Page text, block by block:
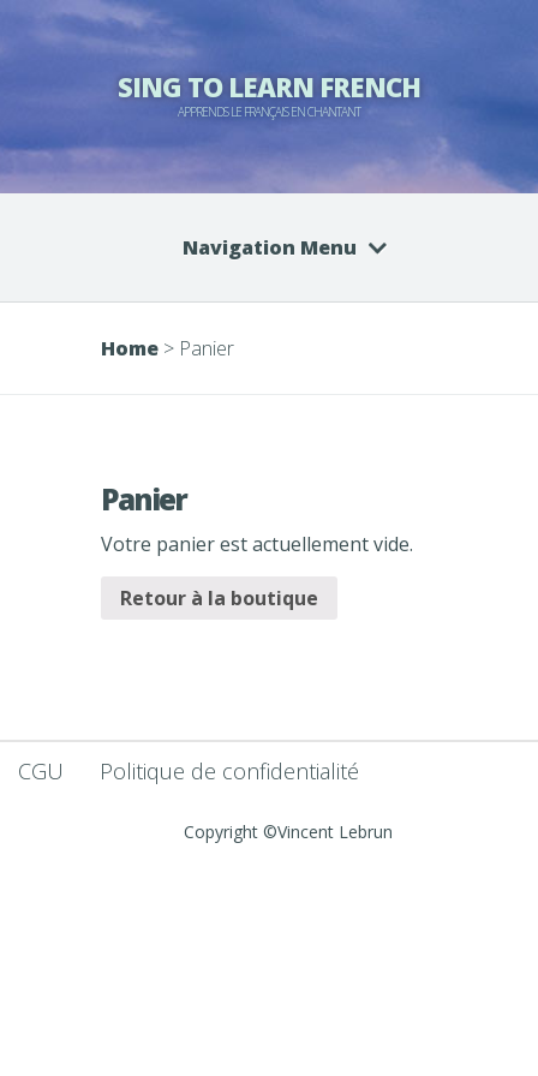
SING TO LEARN FRENCH
APPRENDS LE FRANÇAIS EN CHANTANT
Navigation Menu
Home > Panier
Panier
Votre panier est actuellement vide.
Retour à la boutique
CGU Politique de confidentialité
Copyright ©Vincent Lebrun